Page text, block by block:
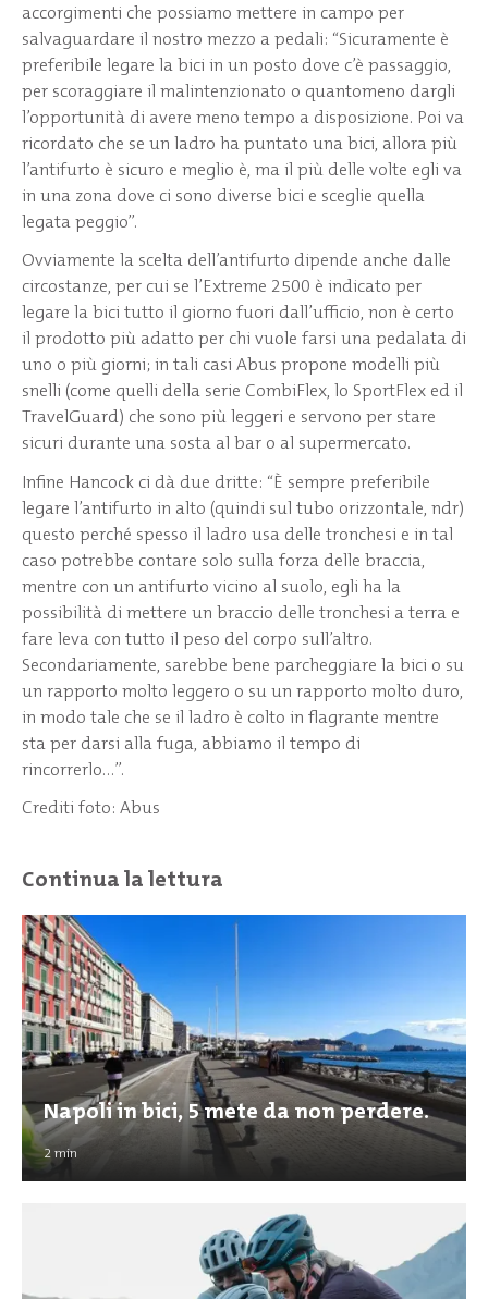
accorgimenti che possiamo mettere in campo per
salvaguardare il nostro mezzo a pedali: “Sicuramente è
preferibile legare la bici in un posto dove c’è passaggio,
per scoraggiare il malintenzionato o quantomeno dargli
l’opportunità di avere meno tempo a disposizione. Poi va
ricordato che se un ladro ha puntato una bici, allora più
l’antifurto è sicuro e meglio è, ma il più delle volte egli va
in una zona dove ci sono diverse bici e sceglie quella
legata peggio”.
Ovviamente la scelta dell’antifurto dipende anche dalle
circostanze, per cui se l’Extreme 2500 è indicato per
legare la bici tutto il giorno fuori dall’ufficio, non è certo
il prodotto più adatto per chi vuole farsi una pedalata di
uno o più giorni; in tali casi Abus propone modelli più
snelli (come quelli della serie CombiFlex, lo SportFlex ed il
TravelGuard) che sono più leggeri e servono per stare
sicuri durante una sosta al bar o al supermercato.
Infine Hancock ci dà due dritte: “È sempre preferibile
legare l’antifurto in alto (quindi sul tubo orizzontale, ndr)
questo perché spesso il ladro usa delle tronchesi e in tal
caso potrebbe contare solo sulla forza delle braccia,
mentre con un antifurto vicino al suolo, egli ha la
possibilità di mettere un braccio delle tronchesi a terra e
fare leva con tutto il peso del corpo sull’altro.
Secondariamente, sarebbe bene parcheggiare la bici o su
un rapporto molto leggero o su un rapporto molto duro,
in modo tale che se il ladro è colto in flagrante mentre
sta per darsi alla fuga, abbiamo il tempo di
rincorrerlo…”.
Crediti foto: Abus
Continua la lettura
Napoli in bici, 5 mete da non perdere.
2min